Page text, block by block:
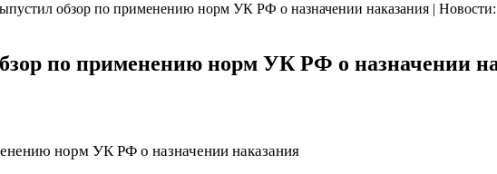
обзор по применению норм УК РФ о назначении наказания |
по применению норм УК РФ о назначении